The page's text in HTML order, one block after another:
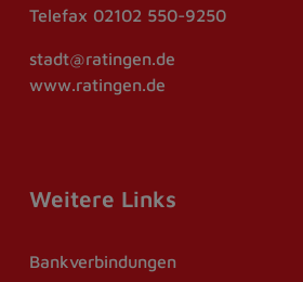
Telefax 02102 550-9250
stadt@ratingen.de
www.ratingen.de
Weitere Links
Bankverbindungen